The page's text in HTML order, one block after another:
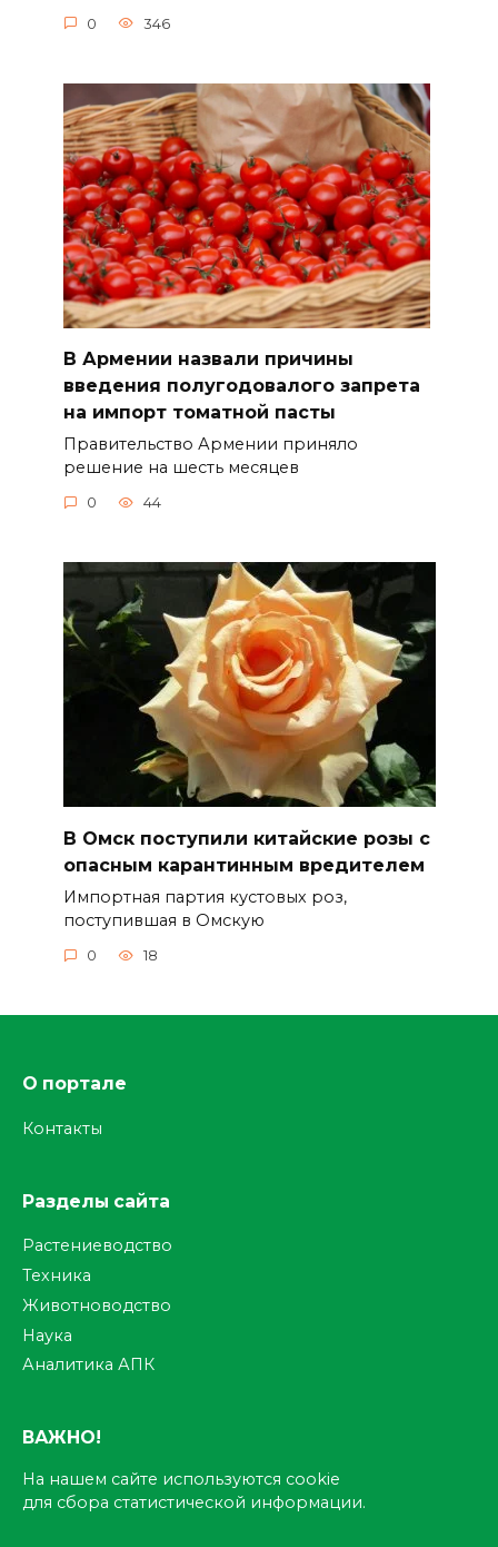
0 346
В Армении назвали причины
введения полугодовалого запрета
на импорт томатной пасты
Правительство Армении приняло
решение на шесть месяцев
0 44
В Омск поступили китайские розы с
опасным карантинным вредителем
Импортная партия кустовых роз,
поступившая в Омскую
0 18
О портале
Контакты
Разделы сайта
Растениеводство
Техника
Животноводство
Наука
Аналитика АПК
ВАЖНО!
На нашем сайте используются cookie
для сбора статистической информации.